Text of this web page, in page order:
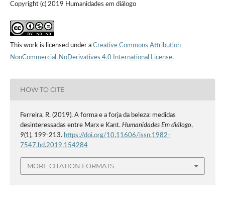
Copyright (c) 2019 Humanidades em diálogo
This work is licensed under a Creative Commons Attribution-
NonCommercial-NoDerivatives 4.0 International License.
HOW TO CITE
Ferreira, R. (2019). A forma e a forja da beleza: medidas
desinteressadas entre Marx e Kant. Humanidades Em diálogo,
9(1), 199-213. https://doi.org/10.11606/issn.1982-
7547.hd.2019.154284
MORE CITATION FORMATS